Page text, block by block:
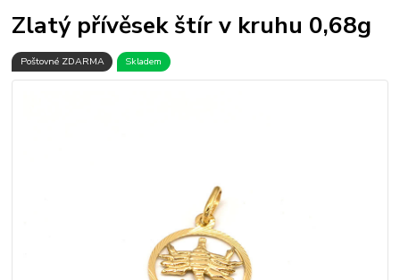
Zlatý přívěsek štír v kruhu 0,68g
Poštovné ZDARMA Skladem